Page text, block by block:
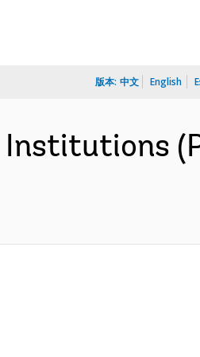
版本: 中文 English